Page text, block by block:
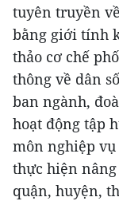
tuyên truyền
bằng giới tính
thảo cơ chế
thông về dân
ban ngành,
hoạt động tập
môn nghiệp vụ
thực hiện nâng
quận, huyện,